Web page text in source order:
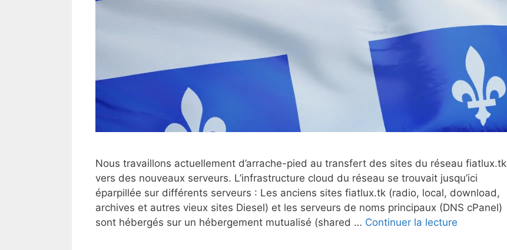
Nous travaillons actuellement d’arrache-pied au transfert des sites du réseau fiatlux.tk
vers des nouveaux serveurs. L’infrastructure cloud du réseau se trouvait jusqu’ici
éparpillée sur différents serveurs : Les anciens sites fiatlux.tk (radio, local, download,
archives et autres vieux sites Diesel) et les serveurs de noms principaux (DNS cPanel)
sont hébergés sur un hébergement mutualisé (shared … Continuer la lecture